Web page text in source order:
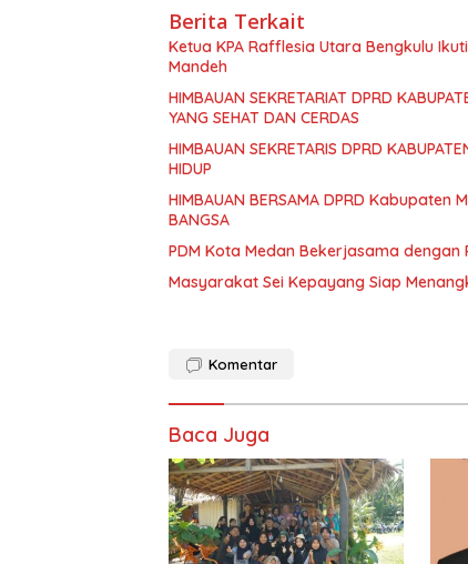
Berita Terkait
Ketua KPA Rafflesia Utara Bengkulu
Mandeh
HIMBAUAN SEKRETARIAT DPRD
YANG SEHAT DAN CERDAS
HIMBAUAN SEKRETARIS DPRD
HIDUP
HIMBAUAN BERSAMA DPRD Kabupaten
BANGSA
PDM Kota Medan Bekerjasama dengan
Masyarakat Sei Kepayang Siap
Komentar
Baca Juga